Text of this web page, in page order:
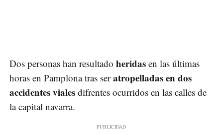
Dos personas han resultado heridas en las últimas
horas en Pamplona tras seratropelladas en dos
accidentes viales difrentes ocurridos en las calles de
la capital navarra.